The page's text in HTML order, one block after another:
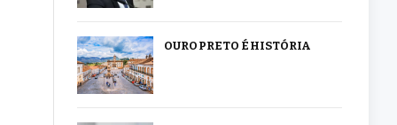
OURO PRETO É HISTÓRIA